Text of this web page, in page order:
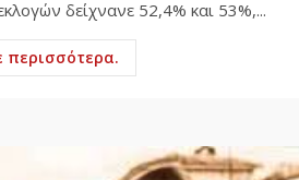
δείχνανε 52,4% και 53%,...
περισσότερα.